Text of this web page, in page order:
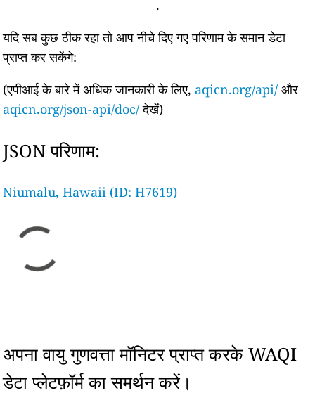
.
यदि सब कुछ ठीक रहा तो आप नीचे दिए गए परिणाम के समान डेटा
प्राप्त कर सकेंगे:
(एपीआई के बारे में अधिक जानकारी के लिए, aqicn.org/api/ और
aqicn.org/json-api/doc/देखें)
JSON परिणाम:
Niumalu, Hawaii (ID: H7619)
अपना वायु गुणवत्ता मॉनिटर प्राप्त करके WAQI
डेटा प्लेटफ़ॉर्म का समर्थन करें।